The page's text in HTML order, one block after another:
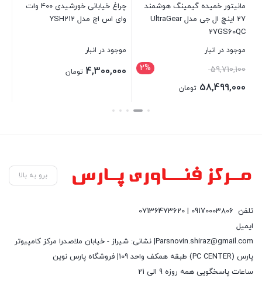
مانیتور خمیده گیمینگ هوشمند
27 اینچ ال جی مدل UltraGear
27GS60QC
موجود در انبار
2% 59,710,100
58,499,000 تومان
چراغ خیابانی خورشیدی 400 وات
وای اس اچ مدل YSH212
موجود در انبار
4,300,000 تومان
بستن
برو به بالا
تلفن 09170003806 | 07136473620
ایمیل
Parsnovin.shiraz@gmail.com| نشانی: شیراز - خیابان ملاصدرا مرکز کامپیوتر
پارس (PC CENTER) طبقه همکف واحد 109| فروشگاه پارس نوین
ساعات پاسخگویی همه روزه 9 الی 21